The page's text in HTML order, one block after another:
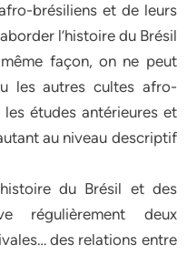
brésiliens et de leurs
l’histoire du Brésil
façon, on ne peut
les autres cultes afro-
études antérieures et
au niveau descriptif
du Brésil et des
régulièrement deux
des relations entre